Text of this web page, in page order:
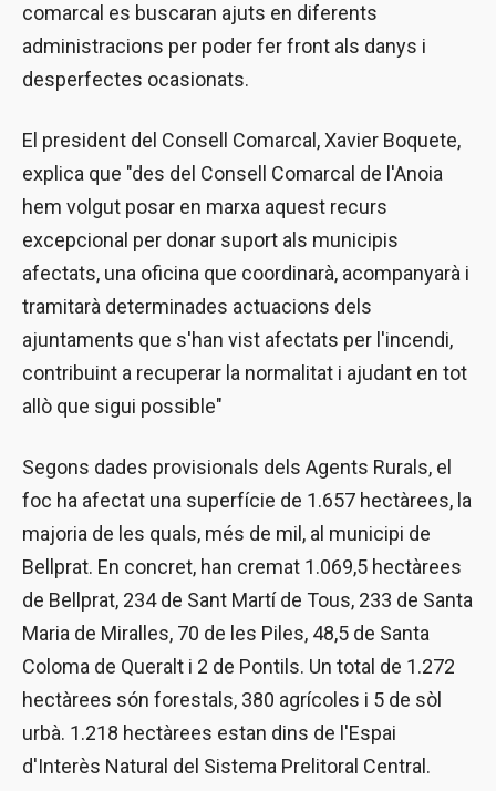
comarcal es buscaran ajuts en diferents
administracions per poder fer front als danys i
desperfectes ocasionats.
El president del Consell Comarcal, Xavier Boquete,
explica que "des del Consell Comarcal de l'Anoia
hem volgut posar en marxa aquest recurs
excepcional per donar suport als municipis
afectats, una oficina que coordinarà, acompanyarà i
tramitarà determinades actuacions dels
ajuntaments que s'han vist afectats per l'incendi,
contribuint a recuperar la normalitat i ajudant en tot
allò que sigui possible"
Segons dades provisionals dels Agents Rurals, el
foc ha afectat una superfície de 1.657 hectàrees, la
majoria de les quals, més de mil, al municipi de
Bellprat. En concret, han cremat 1.069,5 hectàrees
de Bellprat, 234 de Sant Martí de Tous, 233 de Santa
Maria de Miralles, 70 de les Piles, 48,5 de Santa
Coloma de Queralt i 2 de Pontils. Un total de 1.272
hectàrees són forestals, 380 agrícoles i 5 de sòl
urbà. 1.218 hectàrees estan dins de l'Espai
d'Interès Natural del Sistema Prelitoral Central.